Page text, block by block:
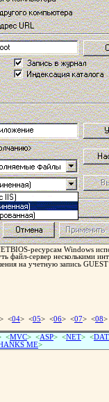
ресурсам Windows
файл-сервер несколькими
на учетную запись
> <04> <05> <06> <07> <08
<MVC> <ASP> <NET> <
ME>